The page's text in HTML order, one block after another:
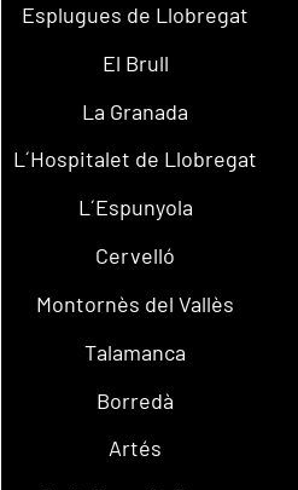
Esplugues de Llobregat
El Brull
La Granada
L´Hospitalet de Llobregat
L´Espunyola
Cervelló
Montornès del Vallès
Talamanca
Borredà
Artés